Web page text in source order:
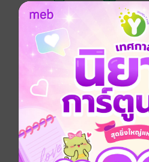
อยากได้ ซื้อเป็นของขวัญ
นิตยสาร A’lure นิตยสารแฟชั่น
น่ารัก สดใส เซ็กซี่ มาเพื่อคุณผู้
ประจำทุกเดือน
ประเภทไฟล์
วันที่วางขาย
ความยาว